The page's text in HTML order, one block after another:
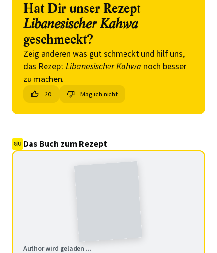
Hat Dir unser Rezept
Libanesischer Kahwa
geschmeckt?
Zeig anderen was gut schmeckt und hilf uns,
das RezeptLibanesischer Kahwa noch besser
zu machen.
20 Mag ich nicht
Das Buch zum Rezept
Author wird geladen ...